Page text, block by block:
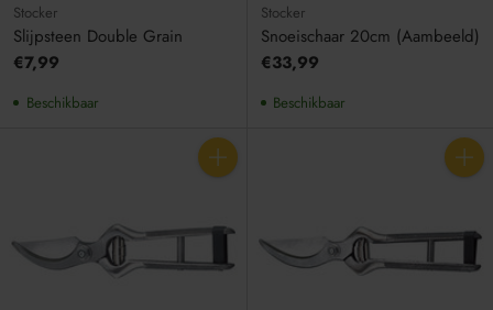
Stocker
Slijpsteen Double Grain
€7,99
Beschikbaar
Stocker
Snoeischaar 20cm (Aambeeld)
€33,99
Beschikbaar
Aantal Aantal